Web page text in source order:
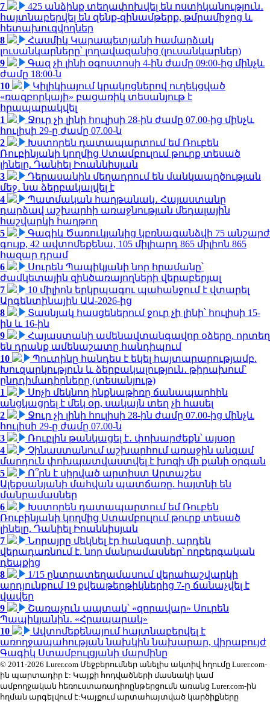
7
425 անձինք տեղափոխվել են ոստիկանություն․
հայտնաբերվել են զենք-զինամթերք, թմրամիջոց և
հետախուզվողներ
8
Հասմիկ Կարապետյանի համարձակ
լուսանկարները՝ լողավազանից (լուսանկարներ)
9
Գազ չի լինի օգոստոսի 4-ին ժամը 09:00-ից մինչև
ժամը 18:00-ն
10
Կիլիկիայում կրակոցներով ուղեկցված
«ռազբորկայի» բացառիկ տեսանյութ է
հրապարակվել
1
Ջուր չի լինի հուլիսի 28-ին ժամը 07.00-ից մինչև
հուլիսի 29-ը ժամը 07.00-ն
2
Խստորեն դատապարտում եմ Ռուբեն
Ռուբինյանի կողմից Ստամբուլում թուրք տեսած
լինելը. Դանիել Իոաննիսյան
3
Դերասանին մեղադրում են մանկապղծության
մեջ․ նա ձերբակալվել է
4
Պատմական հաղթանակ․ Հայաստանը
դարձավ աշխարհի առաջնության մեդալային
հաշվարկի հաղթող
5
Գագիկ Ծառուկյանից կբռնագանձվի 75 անշարժ
գույք, 42 ավտոմեքենա, 105 միլիարդ 865 միլիոն 865
հազար դրամ
6
Սուրեն Պապիկյանի նոր հրամանը՝
ժամկետային զինծառայողների վերաբերյալ
7
10 միլիոն երկրպագու պահանջում է վտարել
Արգենտինային ԱԱ-2026-ից
8
Տասնյակ հասցեներում ջուր չի լինի՝ հուլիսի 15-
ին և 16-ին
9
Հայաստանի ամենավտանգավոր օձերը. որտեղ
են դրանք ամենաշատը հանդիպում
10
Պուտինը հանդես է եկել հայտարարությամբ.
Խուզարկություն և ձերբակալություն․ թիրախում՝
ընդդիմադիրները (տեսանյութ)
1
Սոչի մեկնող ինքնաթիռը ճանապարհին
անցկացրել է մեկ օր, սակայն տեղ չի հասել
2
Ջուր չի լինի հուլիսի 28-ին ժամը 07.00-ից մինչև
հուլիսի 29-ը ժամը 07.00-ն
3
Ռուբլին թանկացել է․ փոխարժեքն՝ այսօր
4
Չինաստանում աշխարհում առաջին անգամ
մարդուն փոխպատվաստվել է խոզի մի քանի օրգան
5
Ո՞րն է սիրված արտիստ Արտաշես
Ալեքսանյանի մահվան պատճառը. հայտնի են
մանրամասներ
6
Խստորեն դատապարտում եմ Ռուբեն
Ռուբինյանի կողմից Ստամբուլում թուրք տեսած
լինելը. Դանիել Իոաննիսյան
7
Նորայրը մեկնել էր հանգստի, արդեն
վերադառնում է. նոր մանրամասներ՝ ողբերգական
դեպքից
8
1/15 ընտրատեղամասում վերահաշվարկի
արդյունքում 19 քվեաթերթիկներից 7-ը ճանաչվել է
վավեր
9
Շառաչուն ապտակ՝ «զորավար» Սուրեն
Պապիկյանին․ «Հրապարակ»
10
Ավտոմեքենայում հայտնաբերվել է
առողջապահության նախկին նախարար, վիրաբույժ
Գագիկ Ստամբուլցյանի մարմինը
© 2011-2026 Lurer.com Մեջբերումներ անելիս ակտիվ հղումը Lurer.com-
ին պարտադիր է: Կայքի հոդվածների մասնակի կամ
ամբողջական հեռուստառադիոընթերցումն առանց Lurer.com-ին
հղման արգելվում է:Կայքում արտահայտված կարծիքները